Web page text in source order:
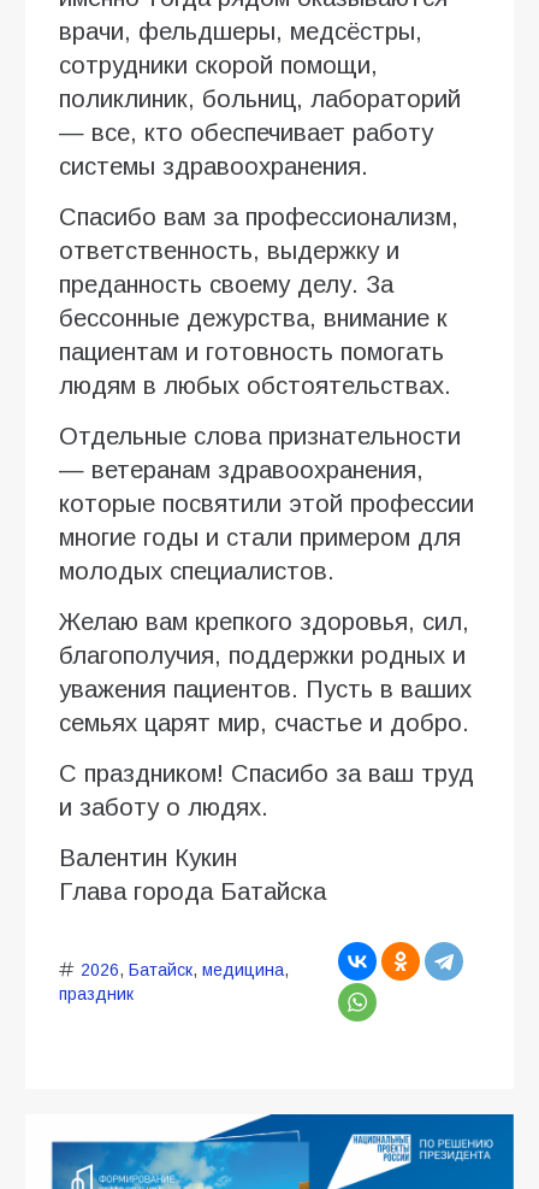
врачи, фельдшеры, медсёстры,
сотрудники скорой помощи,
поликлиник, больниц, лабораторий
— все, кто обеспечивает работу
системы здравоохранения.
Спасибо вам за профессионализм,
ответственность, выдержку и
преданность своему делу. За
бессонные дежурства, внимание к
пациентам и готовность помогать
людям в любых обстоятельствах.
Отдельные слова признательности
— ветеранам здравоохранения,
которые посвятили этой профессии
многие годы и стали примером для
молодых специалистов.
Желаю вам крепкого здоровья, сил,
благополучия, поддержки родных и
уважения пациентов. Пусть в ваших
семьях царят мир, счастье и добро.
С праздником! Спасибо за ваш труд
и заботу о людях.
Валентин Кукин
Глава города Батайска
2026, Батайск, медицина,
праздник